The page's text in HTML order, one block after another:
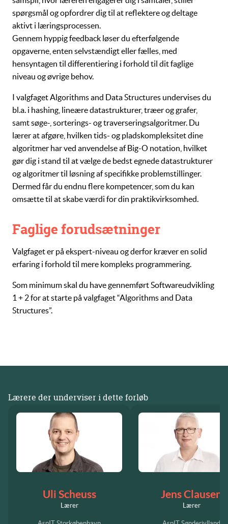
spørgsmål og opfordrer dig til at reflektere og deltage
aktivt i læringsprocessen.
Gennem hyppig feedback løser du efterfølgende
opgaverne, enten selvstændigt eller fælles, med
hensyntagen til differentiering i forhold til dit faglige
niveau og øvrige behov.
I valgfagetAlgorithms and Data Structures undervises du
bl.a. i hashing lineære datastrukturer, træeroggrafer,
samtsøge-, sorterings- ogtraverseringsalgoritmer. Du
lærer at afgøre, hvilken tids- og pladskompleksitet dine
algoritmer har ved anvendelse afBig-O notation , hvilket
gør dig i stand til at vælge de bedst egnededatastrukturer
ogalgoritmertil løsning af specifikke problemstillinger.
Dermed får du endnu flere kompetencer, som du kan
omsætte til at skabe værdi for din praktikvirksomhed.
Faglige forudsætninger
Valgfaget er på ekspert-niveau og derfor kræver en solid
erfaring i forhold til mere kompleks programmering.
Som minimum skal du have gennemførtSoftwareudvikling
1 + 2for at starte på valgfaget “Algorithms and Data
Structures”.
Lærere der underviser i dette forløb
Uli Scheuss
Lærer
Jens Clausen
Lærer